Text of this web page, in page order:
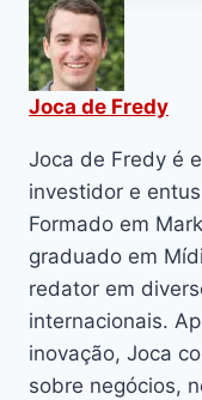
Joca de Fredy
Joca de Fredy é
investidor e
Formado em
graduado em
redator em
internacionais.
inovação, Joca
sobre negócios,